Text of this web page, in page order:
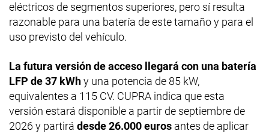
eléctricos de segmentos superiores, pero sí resulta
razonable para una batería de este tamaño y para el
uso previsto del vehículo.
La futura versión de acceso llegará con una batería
LFP de 37 kWhy una potencia de 85 kW,
equivalentes a 115 CV. CUPRA indica que esta
versión estará disponible a partir de septiembre de
2026 y partirá desde 26.000 euros antes de aplicar